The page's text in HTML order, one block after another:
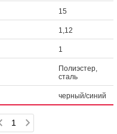
15
1,12
1
Полиэстер,
сталь
черный/синий